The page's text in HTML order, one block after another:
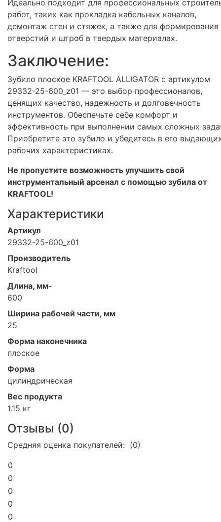
Идеально подходит для профессиональных
работ, таких как прокладка кабельных каналов,
демонтаж стен и стяжек, а также для формирования
отверстий и штроб в твердых материалах.
Заключение:
Зубило плоское KRAFTOOL ALLIGATOR с артикулом
29332-25-600_z01 — это выбор профессионалов,
ценящих качество, надежность и долговечность
инструментов. Обеспечьте себе комфорт и
эффективность при выполнении самых сложных
Приобретите это зубило и убедитесь в его
рабочих характеристиках.
Не пропустите возможность улучшить свой
инструментальный арсенал с помощью зубила от
KRAFTOOL!
Характеристики
Артикул
29332-25-600_z01
Производитель
Kraftool
Длина, мм-
600
Ширина рабочей части, мм
25
Форма наконечника
плоское
Форма
цилиндрическая
Вес продукта
1.15 кг
Отзывы (0)
Средняя оценка покупателей: (0)
0
0
0
0
0